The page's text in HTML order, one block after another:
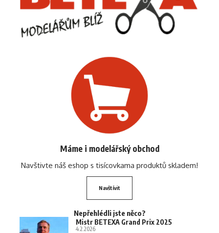
Máme i modelářský obchod
Navštivte náš eshop s tisícovkama produktů skladem!
Navštívit
Nepřehlédli jste něco?
Mistr BETEXA Grand Prix 2025
4.2.2026